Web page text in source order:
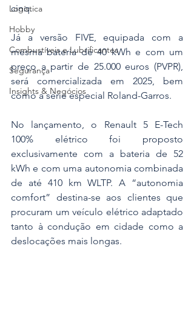
Logística
Hobby
Combustíveis e Lubrificantes
Segurança
Insights & Negócios
cinq.
Já a versão FIVE, equipada com a
mesma bateria de 40 kWh e com um
preço a partir de 25.000 euros (PVPR),
será comercializada em 2025, bem
como a série especial Roland-Garros.
No lançamento, o Renault 5 E-Tech
100% elétrico foi proposto
exclusivamente com a bateria de 52
kWh e com uma autonomia combinada
de até 410 km WLTP. A “autonomia
comfort” destina-se aos clientes que
procuram um veículo elétrico adaptado
tanto à condução em cidade como a
deslocações mais longas.